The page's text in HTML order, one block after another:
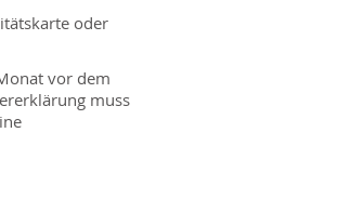
oder
vor dem
muss